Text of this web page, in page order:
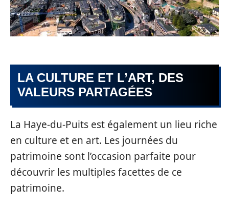
LA CULTURE ET L’ART, DES
VALEURS PARTAGÉES
La Haye-du-Puits est également un lieu riche
en culture et en art. Les journées du
patrimoine sont l’occasion parfaite pour
découvrir les multiples facettes de ce
patrimoine.